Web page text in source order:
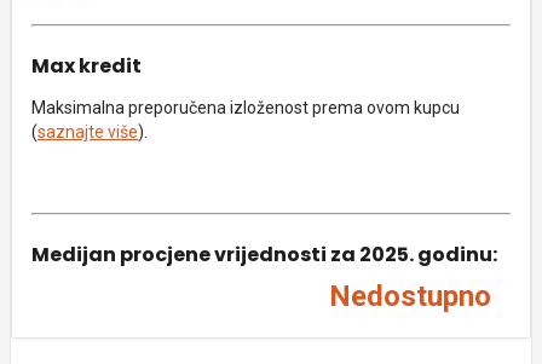
Max kredit
Maksimalna preporučena izloženost prema ovom kupcu
(saznajte više).
Medijan procjene vrijednosti za 2025. godinu:
Nedostupno